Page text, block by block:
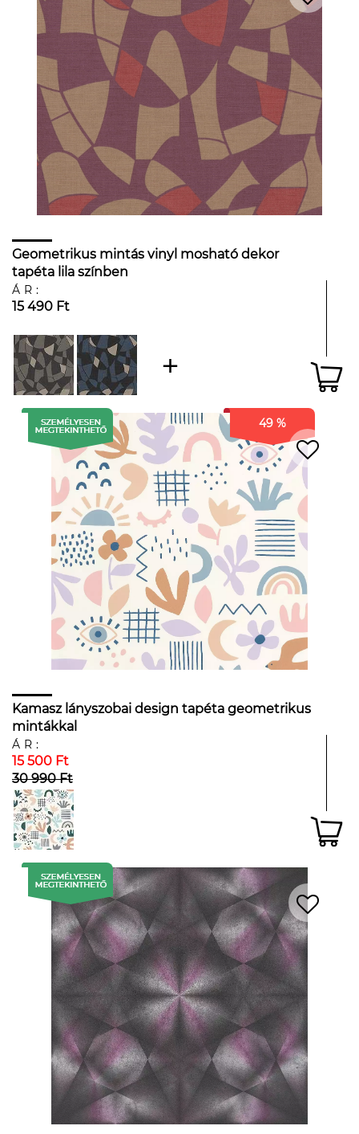
Geometrikus mintás vinyl mosható dekor
tapéta lila színben
ÁR:
15 490 Ft
49 %
Kamasz lányszobai design tapéta geometrikus
mintákkal
ÁR:
15 500 Ft
30 990 Ft